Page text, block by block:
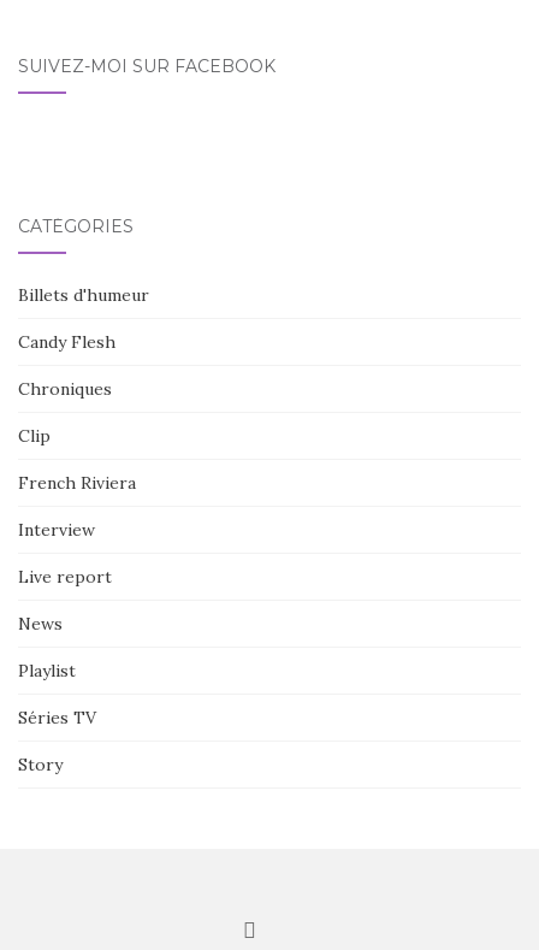
SUIVEZ-MOI SUR FACEBOOK
CATÉGORIES
Billets d'humeur
Candy Flesh
Chroniques
Clip
French Riviera
Interview
Live report
News
Playlist
Séries TV
Story